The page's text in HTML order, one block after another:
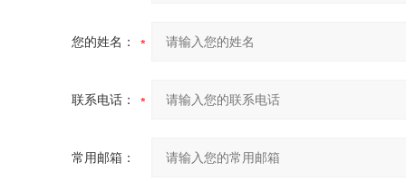
您的姓名：
联系电话：
常用邮箱：